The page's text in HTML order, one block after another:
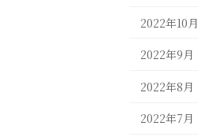
2022年10月
2022年9月
2022年8月
2022年7月